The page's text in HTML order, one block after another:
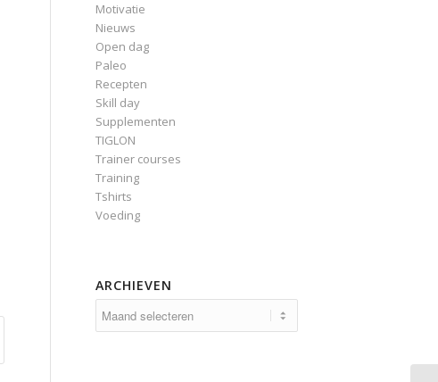
Motivatie
Nieuws
Open dag
Paleo
Recepten
Skill day
Supplementen
TIGLON
Trainer courses
Training
Tshirts
Voeding
ARCHIEVEN